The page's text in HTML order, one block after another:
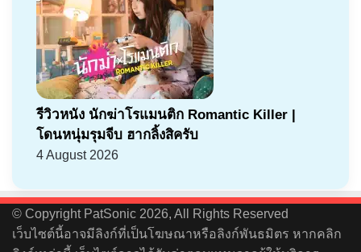
รีวิวหนัง นักฆ่าโรแมนติก Romantic Killer |
โดนหนุ่มรุมจีบ ฮากลิ้งสิครับ
4 August 2026
© Copyright PatSonic 2026, All Rights Reserved
เว็บไซต์นี้อาจมีลิงก์ที่เป็นโฆษณาหรือลิงก์พันธมิตร หากคลิก